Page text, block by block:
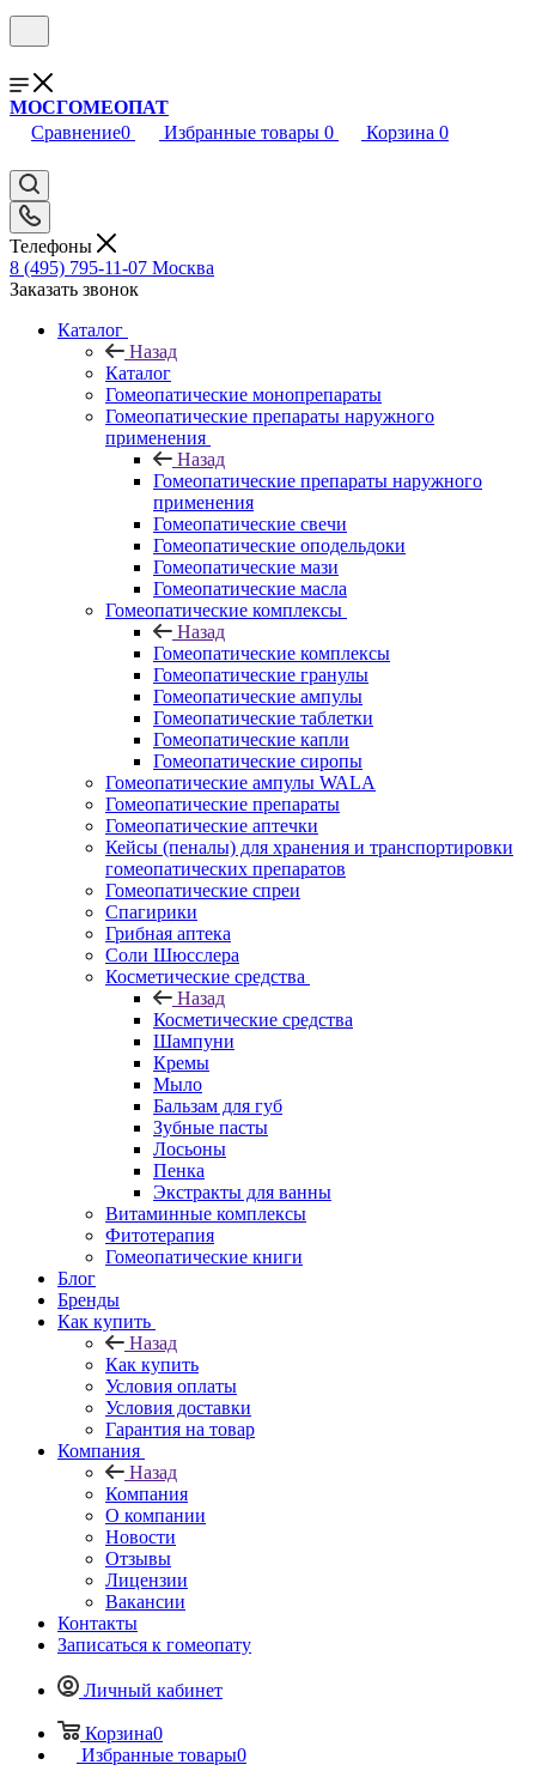
МОСГОМЕОПАТ
Сравнение0 Избранные товары 0 Корзина 0
Телефоны
8 (495) 795-11-07 Москва
Заказать звонок
Каталог
Назад
Каталог
Гомеопатические монопрепараты
Гомеопатические препараты наружного
применения
Назад
Гомеопатические препараты наружного
применения
Гомеопатические свечи
Гомеопатические оподельдоки
Гомеопатические мази
Гомеопатические масла
Гомеопатические комплексы
Назад
Гомеопатические комплексы
Гомеопатические гранулы
Гомеопатические ампулы
Гомеопатические таблетки
Гомеопатические капли
Гомеопатические сиропы
Гомеопатические ампулы WALA
Гомеопатические препараты
Гомеопатические аптечки
Кейсы (пеналы) для хранения и транспортировки
гомеопатических препаратов
Гомеопатические спреи
Спагирики
Грибная аптека
Соли Шюсслера
Косметические средства
Назад
Косметические средства
Шампуни
Кремы
Мыло
Бальзам для губ
Зубные пасты
Лосьоны
Пенка
Экстракты для ванны
Витаминные комплексы
Фитотерапия
Гомеопатические книги
Блог
Бренды
Как купить
Назад
Как купить
Условия оплаты
Условия доставки
Гарантия на товар
Компания
Назад
Компания
О компании
Новости
Отзывы
Лицензии
Вакансии
Контакты
Записаться к гомеопату
Личный кабинет
Корзина0
Избранные товары0